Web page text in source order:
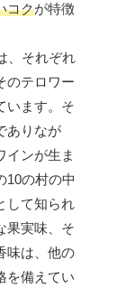
コクが特徴
、それぞれ
のテロワー
います。そ
ありなが
インが生ま
10の村の中
して知られ
果実味、そ
味は、他の
を備えてい